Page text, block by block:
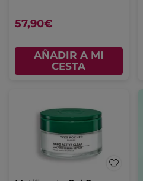
57,90€
AÑADIR A MI
CESTA